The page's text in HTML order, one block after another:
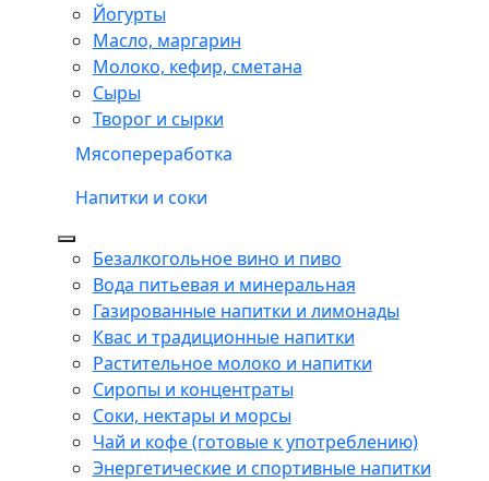
Йогурты
Масло, маргарин
Молоко, кефир, сметана
Сыры
Творог и сырки
Мясопереработка
Напитки и соки
Безалкогольное вино и пиво
Вода питьевая и минеральная
Газированные напитки и лимонады
Квас и традиционные напитки
Растительное молоко и напитки
Сиропы и концентраты
Соки, нектары и морсы
Чай и кофе (готовые к употреблению)
Энергетические и спортивные напитки